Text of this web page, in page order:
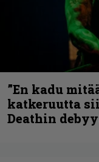
”En kadu
katkeruutta
Deathin